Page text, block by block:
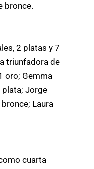
bronce.
2 platas y 7
triunfadora de
oro; Gemma
plata; Jorge
Laura
cuarta